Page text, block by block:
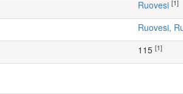
Ruovesi [1]
Ruovesi,
115 [1]